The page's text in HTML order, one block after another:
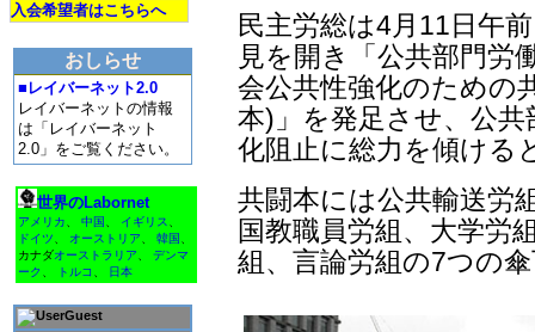
入会希望者はこちらへ
おしらせ
■レイバーネット2.0
レイバーネットの情報
は「レイバーネット
2.0」をご覧ください。
世界のLabornet
アメリカ 中国 イギリス
ドイツ
オーストリア 韓国
カナダオーストラリア
デンマ
ーク
トルコ 日本
Guest
民主労総は4月11日午
見を開き「公共部門労
会公共性強化のための
本)」を発足させ、公
化阻止に総力を傾ける
共闘本には公共輸送労
国教職員労組、大学労
組、言論労組の7つの